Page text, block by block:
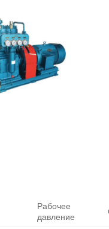
Рабочее
давление